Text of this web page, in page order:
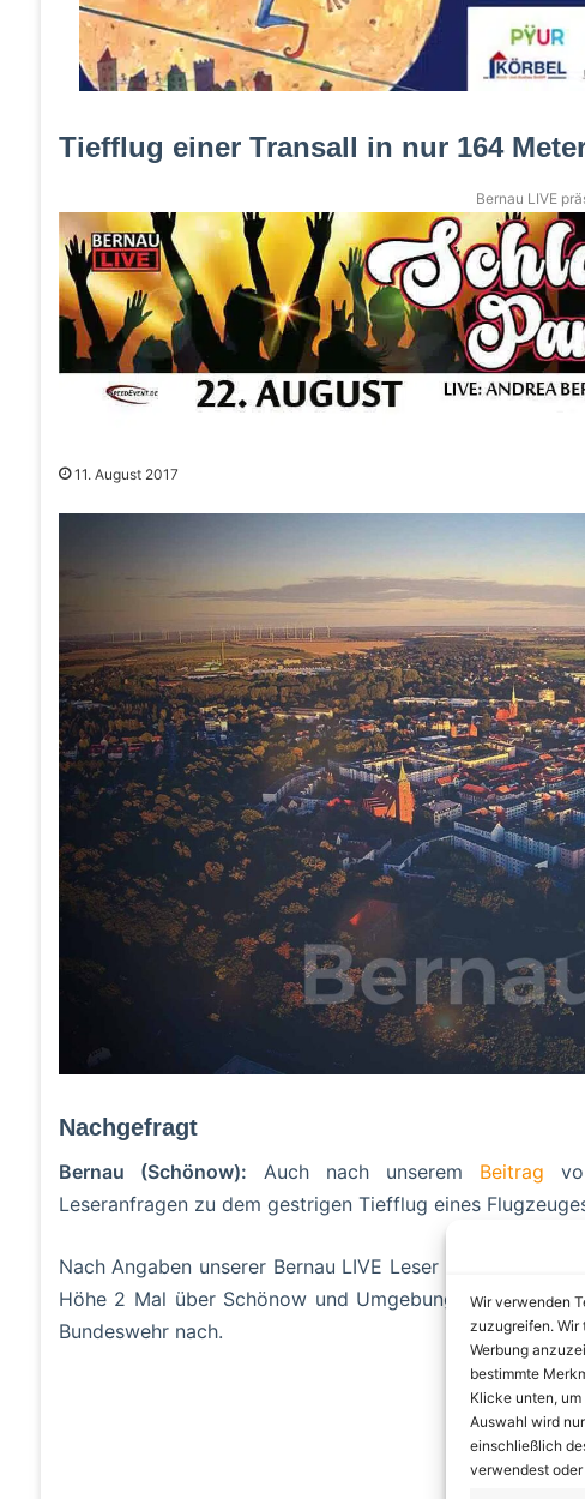
Wir verwenden
zuzugreifen. Wir
Werbung
bestimmte
Klicke unten,
Auswahl wird
einschließlich
verwendest
Tiefflug einer Transall in nur 164
Bernau LIVE
11. August 2017
Nachgefragt
Bernau (Schönow): Auch nach unserem Beitrag
Leseranfragen zu dem gestrigen Tiefflug eines
Nach Angaben unserer Bernau LIVE Leser flog gegen
Höhe 2 Mal über Schönow und Umgebung. Wir
Bundeswehr nach.